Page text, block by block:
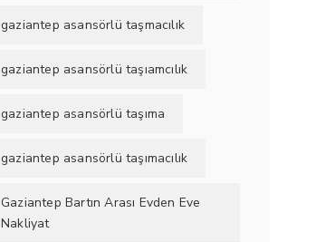
gaziantep asansörlü taşmacılık
gaziantep asansörlü taşıamcılık
gaziantep asansörlü taşıma
gaziantep asansörlü taşımacılık
Gaziantep Bartın Arası Evden Eve
Nakliyat